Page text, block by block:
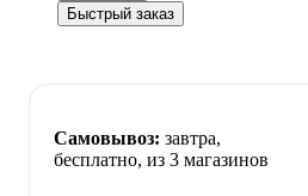
Быстрый заказ
Самовывоз: завтра,
бесплатно, из 3 магазинов